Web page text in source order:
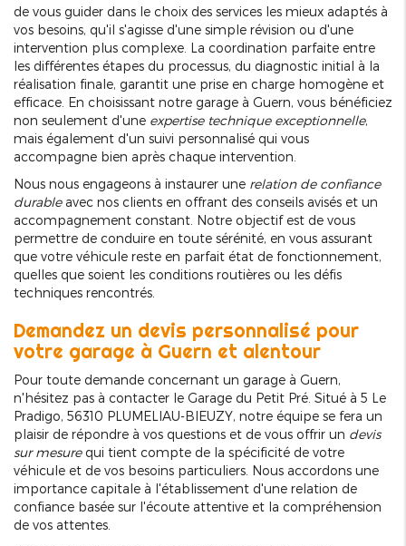
de vous guider dans le choix des services les mieux adaptés à
vos besoins, qu'il s'agisse d'une simple révision ou d'une
intervention plus complexe. La coordination parfaite entre
les différentes étapes du processus, du diagnostic initial à la
réalisation finale, garantit une prise en charge homogène et
efficace. En choisissant notre garage à Guern, vous bénéficiez
non seulement d'une expertise technique exceptionnelle,
mais également d'un suivi personnalisé qui vous
accompagne bien après chaque intervention.
Nous nous engageons à instaurer une relation de confiance
durableavec nos clients en offrant des conseils avisés et un
accompagnement constant. Notre objectif est de vous
permettre de conduire en toute sérénité, en vous assurant
que votre véhicule reste en parfait état de fonctionnement,
quelles que soient les conditions routières ou les défis
techniques rencontrés.
Demandez un devis personnalisé pour
votre garage à Guern et alentour
Pour toute demande concernant un garage à Guern,
n'hésitez pas à contacter le Garage du Petit Pré. Situé à 5 Le
Pradigo, 56310 PLUMELIAU-BIEUZY, notre équipe se fera un
plaisir de répondre à vos questions et de vous offrir un devis
sur mesurequi tient compte de la spécificité de votre
véhicule et de vos besoins particuliers. Nous accordons une
importance capitale à l'établissement d'une relation de
confiance basée sur l'écoute attentive et la compréhension
de vos attentes.